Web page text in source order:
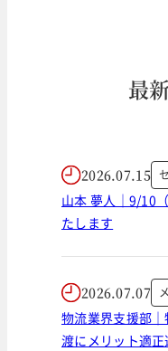
最新
2026.07.15
山本 夢人｜9/10
たします
2026.07.07
物流業界支援部
渡にメリット適正